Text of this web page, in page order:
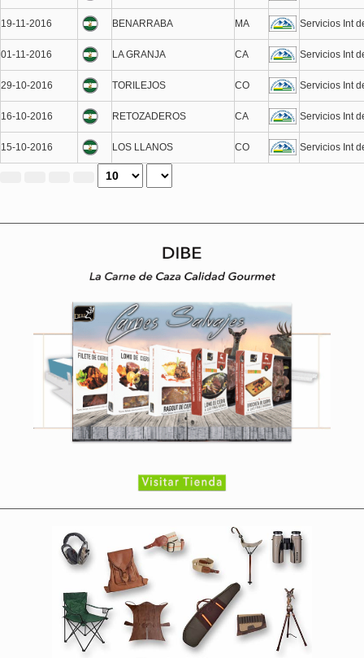
19-11-2016 BENARRABA MA Servicios Int
01-11-2016 LA GRANJA CA Servicios Int
29-10-2016 TORILEJOS CO Servicios Int
16-10-2016 RETOZADEROS CA Servicios Int
15-10-2016 LOS LLANOS CO Servicios Int